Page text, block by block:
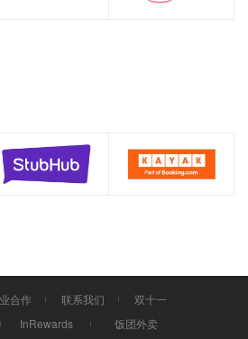
合作 联系我们
双十一
InRewards 饭团外卖